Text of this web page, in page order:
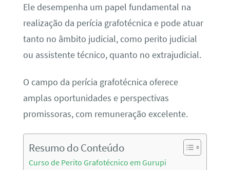
Ele desempenha um papel fundamental na
realização da perícia grafotécnica e pode atuar
tanto no âmbito judicial, como perito judicial
ou assistente técnico, quanto no extrajudicial.
O campo da perícia grafotécnica oferece
amplas oportunidades e perspectivas
promissoras, com remuneração excelente.
Resumo do Conteúdo
Curso de Perito Grafotécnico em Gurupi